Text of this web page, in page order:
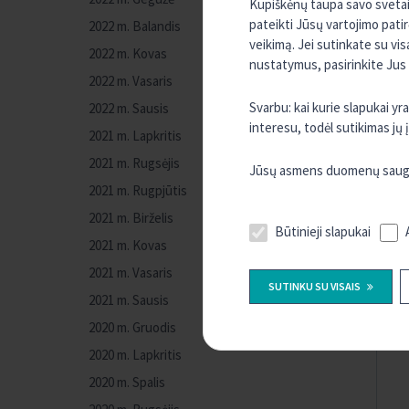
Kupiškėnų taupa savo
pateikti Jūsų vartojimo
veikimą. Jei sutinkate su
nustatymus, pasirinkite Jus
Svarbu: kai kurie slapukai
interesu, todėl sutikimas jų
Jūsų asmens duomenų
Būtinieji slapukai
SUTINKU SU VISAIS
2022 m. Balandis
2022 m. Kovas
2022 m. Vasaris
2022 m. Sausis
2021 m. Lapkritis
2021 m. Rugsėjis
2021 m. Rugpjūtis
2021 m. Birželis
2021 m. Kovas
2021 m. Vasaris
2021 m. Sausis
2020 m. Gruodis
2020 m. Lapkritis
2020 m. Spalis